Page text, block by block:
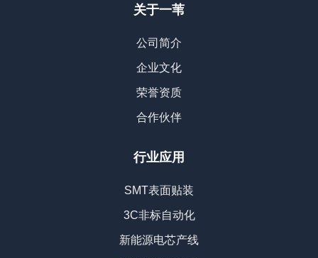
关于一苇
公司简介
企业文化
荣誉资质
合作伙伴
行业应用
SMT表面贴装
3C非标自动化
新能源电芯产线